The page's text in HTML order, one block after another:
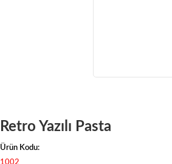
Retro Yazılı Pasta
Ürün Kodu: